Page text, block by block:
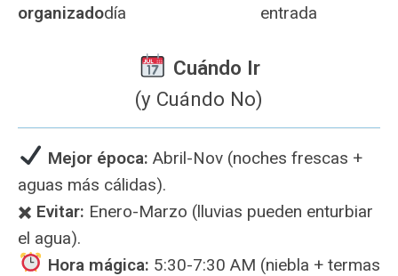
organizadodía
entrada
Cuándo Ir
(y Cuándo No)
Mejor época: Abril-Nov (noches frescas +
aguas más cálidas).
✖️ Evitar: Enero-Marzo (lluvias pueden enturbiar
el agua).
Hora mágica: 5:30-7:30 AM (niebla + termas